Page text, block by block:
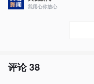
我用心你放心
评论38